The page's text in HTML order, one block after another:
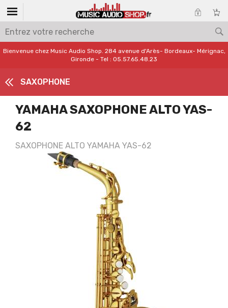
Bienvenue chez Music Audio Shop. 284 avenue d'Arès- Bordeaux- Mérignac,
Gironde - Tel : 05.57.65.48.23
SAXOPHONE
YAMAHA SAXOPHONE ALTO YAS-
62
SAXOPHONE ALTO YAMAHA YAS-62